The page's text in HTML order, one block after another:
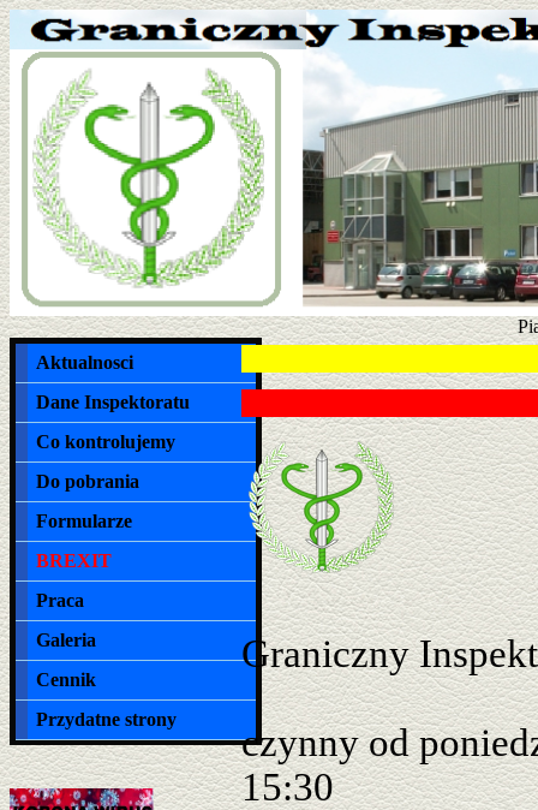
Aktualnosci
Dane Inspektoratu
Co kontrolujemy
Do pobrania
Formularze
BREXIT
Praca
Galeria
Cennik
Przydatne strony
Graniczny
czynny od
15:30